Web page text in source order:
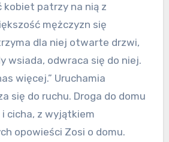
kobiet patrzy na nią z
mężczyzn się
dla niej otwarte drzwi,
wsiada, odwraca się do niej.
więcej.” Uruchamia
się do ruchu. Droga do domu
i cicha, z wyjątkiem
opowieści Zosi o domu.